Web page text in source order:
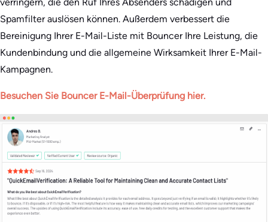
Spamfilter auslösen können. Außerdem verbessert die
Bereinigung Ihrer E-Mail-Liste mit Bouncer Ihre Leistung, die
Kundenbindung und die allgemeine Wirksamkeit Ihrer E-Mail-
Kampagnen.
Besuchen Sie Bouncer E-Mail-Überprüfung hier.